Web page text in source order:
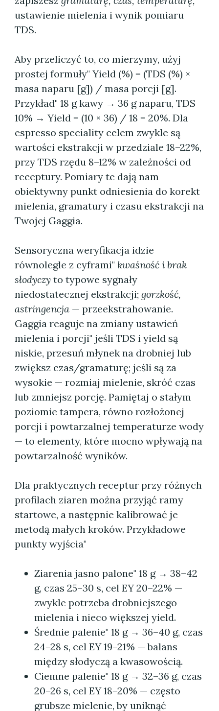
ustawienie mielenia i wynik pomiaru
TDS.
Aby przeliczyć to, co mierzymy, użyj
prostej formuły" Yield (%) = (TDS (%) ×
masa naparu [g]) / masa porcji [g].
Przykład" 18 g kawy → 36 g naparu, TDS
10% → Yield = (10 × 36) / 18 = 20%. Dla
espresso speciality celem zwykle są
wartości ekstrakcji w przedziale 18–22%,
przy TDS rzędu 8–12% w zależności od
receptury. Pomiary te dają nam
obiektywny punkt odniesienia do korekt
mielenia, gramatury i czasu ekstrakcji na
Twojej Gaggia.
Sensoryczna weryfikacja idzie
równolegle z cyframi" kwaśność i brak
słodyczy to typowe sygnały
niedostatecznej ekstrakcji; gorzkość,
astringencja — przeekstrahowanie.
Gaggia reaguje na zmiany ustawień
mielenia i porcji" jeśli TDS i yield są
niskie, przesuń młynek na drobniej lub
zwiększ czas/gramaturę; jeśli są za
wysokie — rozmiaj mielenie, skróć czas
lub zmniejsz porcję. Pamiętaj o stałym
poziomie tampera, równo rozłożonej
porcji i powtarzalnej temperaturze wody
— to elementy, które mocno wpływają na
powtarzalność wyników.
Dla praktycznych receptur przy różnych
profilach ziaren można przyjąć ramy
startowe, a następnie kalibrować je
metodą małych kroków. Przykładowe
punkty wyjścia"
Ziarenia jasno palone" 18 g → 38–42
g, czas 25–30 s, cel EY 20–22% —
zwykle potrzeba drobniejszego
mielenia i nieco większej yield.
Średnie palenie" 18 g → 36–40 g, czas
24–28 s, cel EY 19–21% — balans
między słodyczą a kwasowością.
Ciemne palenie" 18 g → 32–36 g, czas
20–26 s, cel EY 18–20% — często
grubsze mielenie, by uniknąć